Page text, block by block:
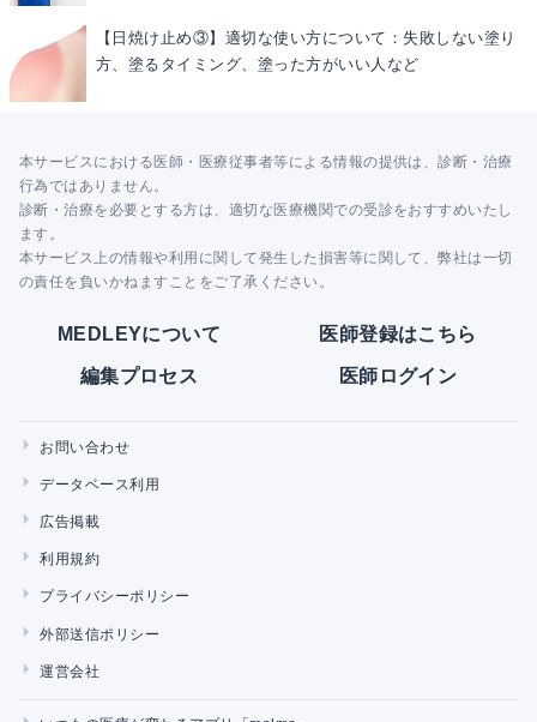
【日焼け止め③】適切な使い方について：失敗しない塗り
方、塗るタイミング、塗った方がいい人など
本サービスにおける医師・医療従事者等による情報の提供は、診断・治療
行為ではありません。
診断・治療を必要とする方は、適切な医療機関での受診をおすすめいたし
ます。
本サービス上の情報や利用に関して発生した損害等に関して、弊社は一切
の責任を負いかねますことをご了承ください。
MEDLEYについて 医師登録はこちら
編集プロセス 医師ログイン
お問い合わせ
データベース利用
広告掲載
利用規約
プライバシーポリシー
外部送信ポリシー
運営会社